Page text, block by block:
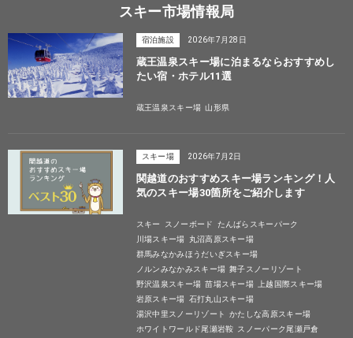
スキー市場情報局
宿泊施設 2026年7月28日
蔵王温泉スキー場に泊まるならおすすめし
たい宿・ホテル11選
蔵王温泉スキー場 山形県
スキー場 2026年7月2日
関越道のおすすめスキー場ランキング！人
気のスキー場30箇所をご紹介します
スキー スノーボード
たんばらスキーパーク
川場スキー場
丸沼高原スキー場
群馬みなかみほうだいぎスキー場
ノルンみなかみスキー場 舞子スノーリゾート
野沢温泉スキー場 苗場スキー場
上越国際スキー場
岩原スキー場 石打丸山スキー場
湯沢中里スノーリゾート
かたしな高原スキー場
ホワイトワールド尾瀬岩鞍 スノーパーク尾瀬戸倉